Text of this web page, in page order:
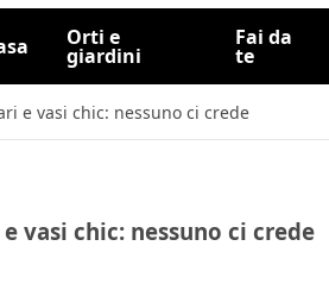
Orti e
giardini
Fai da
te
e vasi chic: nessuno ci crede
vasi chic: nessuno ci crede